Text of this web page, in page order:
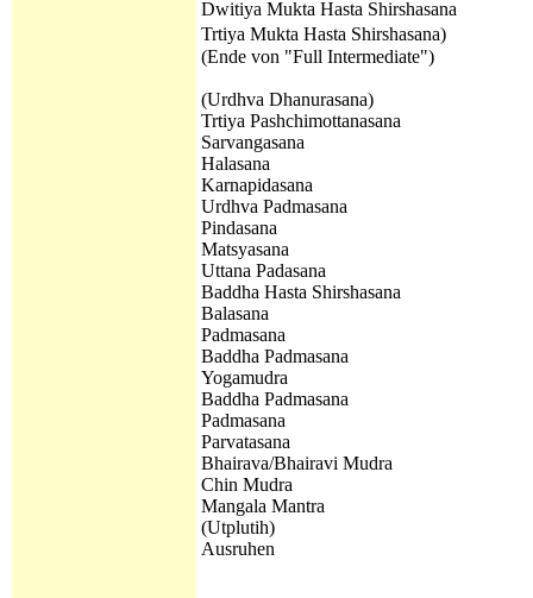
Dwitiya Mukta Hasta Shirshasana
Trtiya Mukta Hasta Shirshasana)
(Ende von "Full Intermediate")
(Urdhva Dhanurasana)
Trtiya Pashchimottanasana
Sarvangasana
Halasana
Karnapidasana
Urdhva Padmasana
Pindasana
Matsyasana
Uttana Padasana
Baddha Hasta Shirshasana
Balasana
Padmasana
Baddha Padmasana
Yogamudra
Baddha Padmasana
Padmasana
Parvatasana
Bhairava/Bhairavi Mudra
Chin Mudra
Mangala Mantra
(Utplutih)
Ausruhen